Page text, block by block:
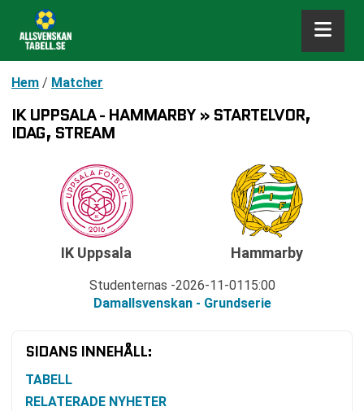
Hem / Matcher
IK UPPSALA - HAMMARBY » STARTELVOR,
IDAG, STREAM
IK Uppsala
Studenternas 2026-11-01 15:00
Damallsvenskan - Grundserie
Hammarby
SIDANS INNEHÅLL:
TABELL
RELATERADE NYHETER